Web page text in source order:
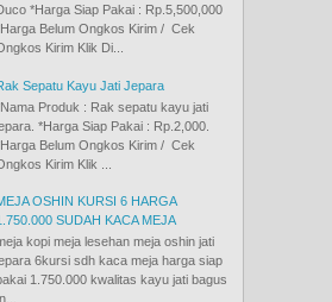
*Harga Siap Pakai : Rp.5,500,000
Belum Ongkos Kirim / Cek
Kirim Klik Di...
Sepatu Kayu Jati Jepara
Produk : Rak sepatu kayu jati
*Harga Siap Pakai : Rp.2,000.
Belum Ongkos Kirim / Cek
Kirim Klik ...
OSHIN KURSI 6 HARGA
SUDAH KACA MEJA
kopi meja lesehan meja oshin jati
6kursi sdh kaca meja harga siap
1.750.000 kwalitas kayu jati bagus